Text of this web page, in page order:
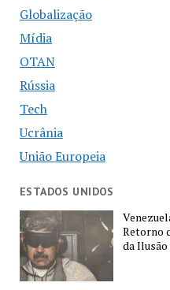
Globalização
Mídia
OTAN
Rússia
Tech
Ucrânia
União Europeia
ESTADOS UNIDOS
Retorno
da